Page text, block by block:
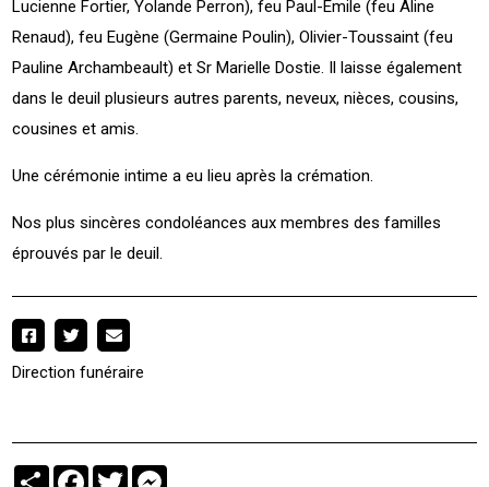
Lucienne Fortier, Yolande Perron), feu Paul-Émile (feu Aline
Renaud), feu Eugène (Germaine Poulin), Olivier-Toussaint (feu
Pauline Archambeault) et Sr Marielle Dostie. Il laisse également
dans le deuil plusieurs autres parents, neveux, nièces, cousins,
cousines et amis.
Une cérémonie intime a eu lieu après la crémation.
Nos plus sincères condoléances aux membres des familles
éprouvés par le deuil.
Direction funéraire
PartagerFacebook
Twitter